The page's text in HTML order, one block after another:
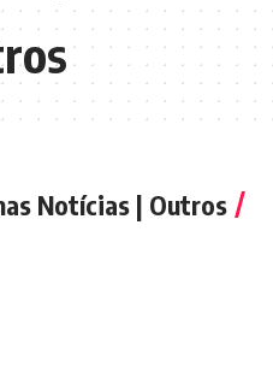
Notícias | Outros